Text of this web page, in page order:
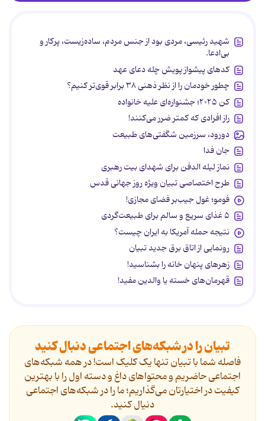
شهید رئیسی، مردی بود از جنس مردم، ساده‌زیست، پرکار و
بی‌ادعا.
کدهای پیشواز پویش چله دعای عهد
چطور خودمان را از نظر ذهنی ۳۸ برابر قوی‌تر کنیم؟
کن ۲۰۲۵؛ جشنواره‌ای علیه خانواده
راز افرادی که کمتر ضرر می‌کنند!
دورود، سرزمین شگفتی‌های طبیعت
جان فدا
نماز لیله الدفن برای شهدای بیت رهبری
طرح اختصاصی تبیان ویژه روز جهانی قدس
فومو؛ غول جیب‌بر فضای مجازی!
۵ غذای سریع و سالم برای طبیعت‌گردی
نتیجه حمله آمریکا به ایران چیست؟
رونمایی از اتاق برق جدید تبیان
زهرهای پنهان خانه را بشناسید!
قهرمان‌های خسته یا والدین مفید!
تبیان را در شبکه‌های اجتماعی دنبال کنید
فاصله شما با تبیان تنها یک کلیک است! در همه شبکه‌های
اجتماعی حاضریم و محتواهای داغ و دسته اول را با بهترین
کیفیت در اختیارتان می‌گذاریم؛ ما را در شبکه‌های اجتماعی
دنیال کنید.